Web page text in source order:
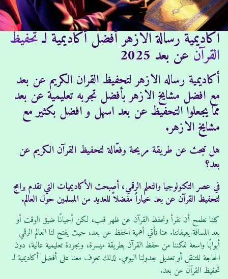
:
:
اكاديمية رسالة الازهر أفضل أكاديمية لـتحفيظ
القرآن عن بعد 2025
أكاديمية رساله الازهر لتحفيظ القران الكريم عن بعد
مع افضل مشايخ الازهر بأفضل تجربه تعليمية عن بعد
مما يجعلوا التحفيظ عن بعد اسهل و افضل بكثير مع
مشايخ الازهر.
هل تبحث عن طريقة مريحة وفعّالة لتحفيظ القرآن الكريم عن
بعد؟
في عصر التكنولوجيا والتعلم الرقمي، أصبحت الأكاديميات التي تقدم برامج
لتحفيظ القرآن عن بعد خياراً مفضلاً للعديد من المسلمين حول العالم.
كلنا نطمح أن نقرأ ونحفظ القرآن عن ظهر قلب، لكن أحيانًا ضيق الوقت أو
بعد المسافة يعيقاننا. هنا تأتي أهمية الحفظ عن بعد، حيث يفتح لنا العالم الرقمي
أبوابًا واسعة تمكننا من حفظ القرآن بطريقة ميسرة، وبجودة تعليمية عالية، دون
الحاجة للتنقل أو تعديل جدولنا اليومي. لذلك تعرف معنا على أفضل أكاديمية لـ
تحفيظ القرآن عن بعد.